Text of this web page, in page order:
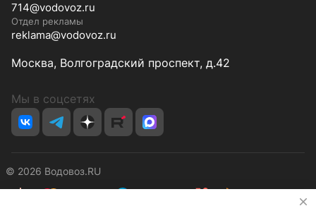
714@vodovoz.ru
Отдел рекламы
reklama@vodovoz.ru
Москва, Волгоградский проспект, д.42
Мы в соцсетях
© 2026 Водовоз.RU